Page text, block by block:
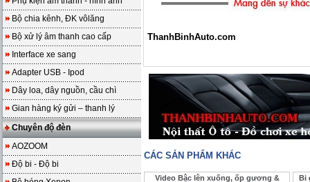
Bộ chia kênh, ĐK vôlăng
Bộ xử lý âm thanh cao cấp
Interface xe sang
Adapter USB - Ipod
Dây loa, dây nguồn, cầu chì
Gian hàng ký gửi – thanh lý
Chuyên độ đèn
AOZOOM
Độ bi - Độ bi
ThanhBinhAuto.com
CÁC SẢN PHẨM KHÁC
Video Bậc lên xuống, ốp gương &
Bi